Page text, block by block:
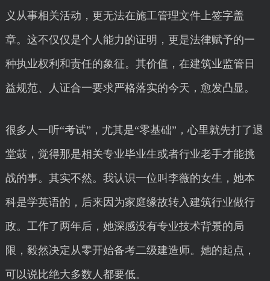
义从事相关活动，更无法在施工管理文件上签字盖
章。这不仅仅是个人能力的证明，更是法律赋予的一
种执业权利和责任的象征。其价值，在建筑业监管日
益规范、人证合一要求严格落实的今天，愈发凸显。
很多人一听“考试”，尤其是“零基础”，心里就先打了退
堂鼓，觉得那是相关专业毕业生或者行业老手才能挑
战的事。其实不然。我认识一位叫李薇的女生，她本
科是学英语的，后来因为家庭缘故转入建筑行业做行
政。工作了两年后，她深感没有专业技术背景的局
限，毅然决定从零开始备考二级建造师。她的起点，
可以说比绝大多数人都要低。